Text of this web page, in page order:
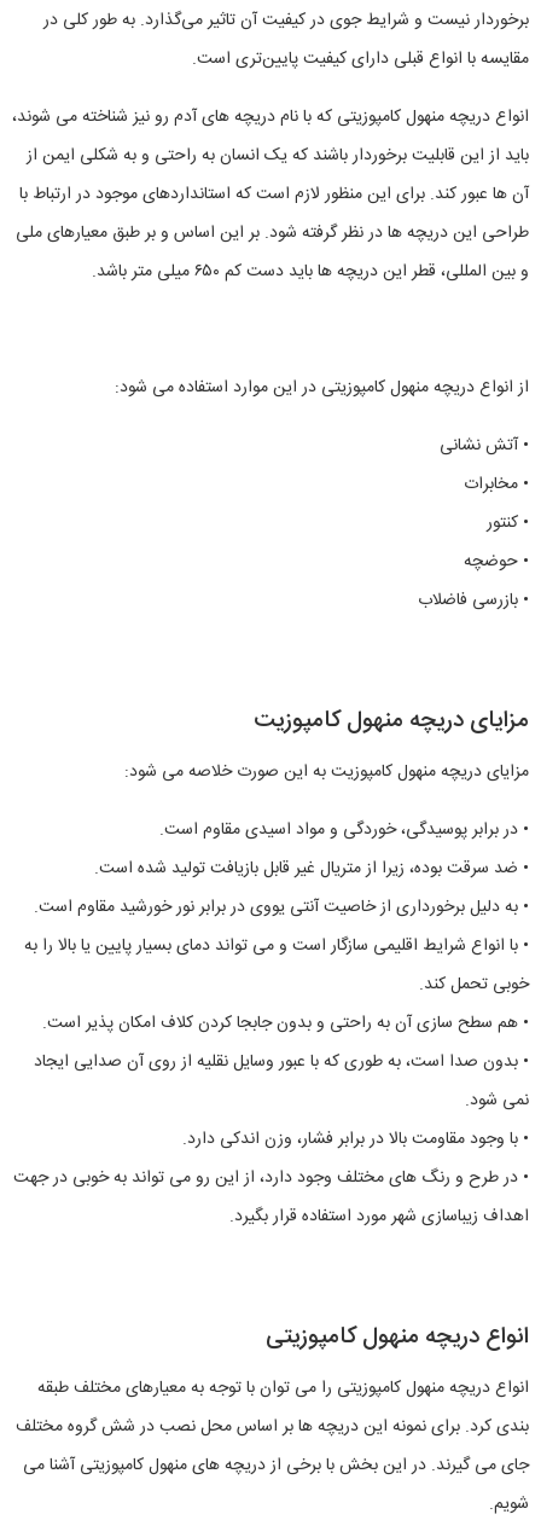
برخوردار نیست و شرایط جوی در کیفیت آن تاثیر می‌گذارد. به طور کلی در
مقایسه با انواع قبلی دارای کیفیت پایین‌تری است.
انواع دریچه منهول کامپوزیتی که با نام دریچه های آدم رو نیز شناخته می شوند،
باید از این قابلیت برخوردار باشند که یک انسان به راحتی و به شکلی ایمن از
آن ها عبور کند. برای این منظور لازم است که استانداردهای موجود در ارتباط با
طراحی این دریچه ها در نظر گرفته شود. بر این اساس و بر طبق معیارهای ملی
و بین المللی، قطر این دریچه ها باید دست کم ۶۵۰ میلی متر باشد.
از انواع دریچه منهول کامپوزیتی در این موارد استفاده می‌ شود:
• آتش نشانی
• مخابرات
• کنتور
• حوضچه
• بازرسی فاضلاب
مزایای دریچه منهول کامپوزیت
مزایای دریچه منهول کامپوزیت به این صورت خلاصه می شود:
• در برابر پوسیدگی، خوردگی و مواد اسیدی مقاوم است.
• ضد سرقت بوده، زیرا از متریال غیر قابل بازیافت تولید شده است.
• به دلیل برخورداری از خاصیت آنتی یووی در برابر نور خورشید مقاوم است.
• با انواع شرایط اقلیمی سازگار است و می‌ تواند دمای بسیار پایین یا بالا را به
خوبی تحمل کند.
• هم سطح سازی آن به راحتی و بدون جابجا کردن کلاف امکان پذیر است.
• بدون صدا است، به طوری که با عبور وسایل نقلیه از روی آن صدایی ایجاد
نمی شود.
• با وجود مقاومت بالا در برابر فشار، وزن اندکی دارد.
• در طرح و رنگ های مختلف وجود دارد، از این رو می تواند به خوبی در جهت
اهداف زیباسازی شهر مورد استفاده قرار بگیرد.
انواع دریچه منهول کامپوزیتی
انواع دریچه منهول کامپوزیتی را می توان با توجه به معیارهای مختلف طبقه
بندی کرد. برای نمونه این دریچه ها بر اساس محل نصب در شش گروه مختلف
جای می گیرند. در این بخش با برخی از دریچه های منهول کامپوزیتی آشنا می
شویم.